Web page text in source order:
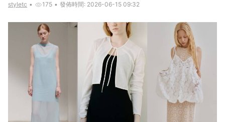
styletc • 175 • 發佈時間: 2026-06-15 09:32